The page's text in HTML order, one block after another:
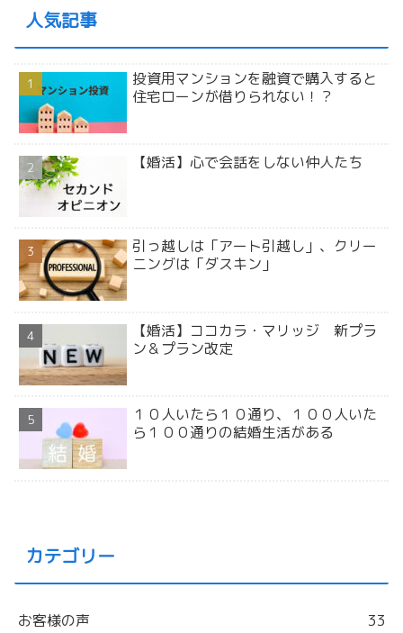
人気記事
投資用マンションを融資で購入すると
住宅ローンが借りられない！？
【婚活】心で会話をしない仲人たち
引っ越しは「アート引越し」、クリー
ニングは「ダスキン」
【婚活】ココカラ・マリッジ 新プラ
ン＆プラン改定
１０人いたら１０通り、１００人いた
ら１００通りの結婚生活がある
カテゴリー
お客様の声 33